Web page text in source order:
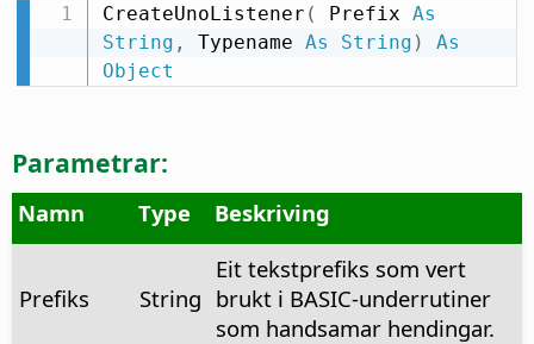
CreateUnoListener ( Prefix As
String , Typename As String )
As
Object
Parametrar:
Namn Type Beskriving
Prefiks String
Eit tekstprefiks som vert
brukt i BASIC-underrutiner
som handsamar hendingar.